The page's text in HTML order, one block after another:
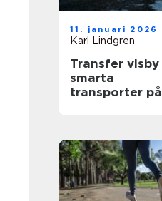
11. januari 2026
Karl Lindgren
Transfer visby
smarta
transporter på